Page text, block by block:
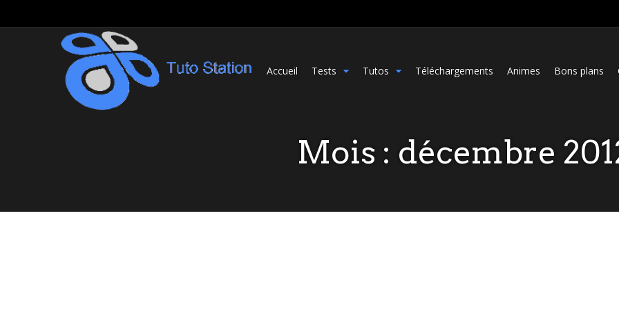
Accueil Tests Tutos Téléchargements Animes Bons plans
Mois : décembre